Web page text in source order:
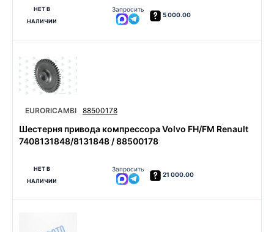
НЕТ В
НАЛИЧИИ
Запросить
5 000.00
EURORICAMBI 88500178
Шестерня привода компрессора Volvo FH/FM Renault
7408131848/8131848 / 88500178
НЕТ В
НАЛИЧИИ
Запросить
21 000.00